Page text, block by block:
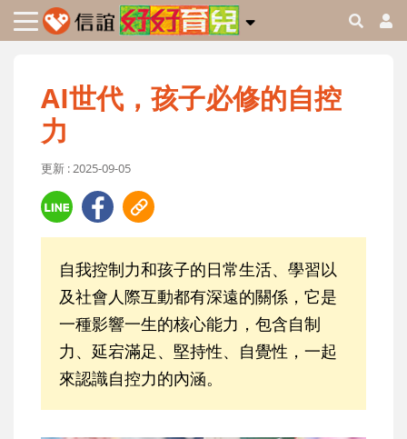
AI世代，孩子必修的自控
力
更新 : 2025-09-05
自我控制力和孩子的日常生活、學習以
及社會人際互動都有深遠的關係，它是
一種影響一生的核心能力，包含自制
力、延宕滿足、堅持性、自覺性，一起
來認識自控力的內涵。